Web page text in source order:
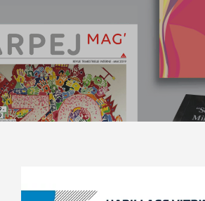
EXPERTISE
JARGON PRO
CLIENTS
ACTUALITÉS